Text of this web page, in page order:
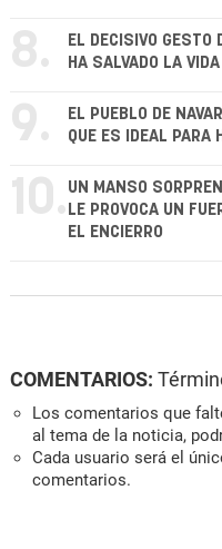
8.
EL DECISIVO GESTO
HA SALVADO LA
9.
EL PUEBLO DE
QUE ES IDEAL PARA
10. UN MANSO
LE PROVOCA UN
EL ENCIERRO
COMENTARIOS:
Los comentarios que
al tema de la noticia,
Cada usuario será el
comentarios.